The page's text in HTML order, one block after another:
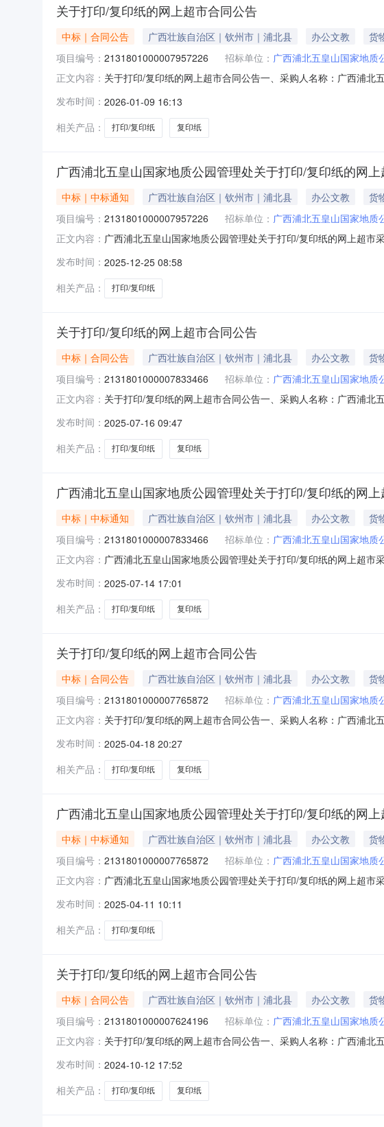
关于打印/复印纸的网上超市合同公告
中标｜合同公告 广西壮族自治区｜钦州市｜浦北县 办公文教 货
项目编号： 2131801000007957226 招标单位： 广西浦北五皇山国家地质
正文内容： 关于打印/复印纸的网上超市合同公告一、采购人名称：广西浦
天章A470克打印/复印纸天章/TANGOA470克件2.00200400服务
发布时间： 2026-01-09 16:13
相关产品：
打印/复印纸 复印纸
广西浦北五皇山国家地质公园管理处关于打印/复印纸的网
中标｜中标通知 广西壮族自治区｜钦州市｜浦北县 办公文教 货
项目编号： 2131801000007957226 招标单位： 广西浦北五皇山国家地质
正文内容： 广西浦北五皇山国家地质公园管理处关于打印/复印纸的网上超
目编号:2131801000007957226项目联系人:陈洁项目联系电话:/
发布时间： 2025-12-25 08:58
相关产品：
打印/复印纸
关于打印/复印纸的网上超市合同公告
中标｜合同公告 广西壮族自治区｜钦州市｜浦北县 办公文教 货
项目编号： 2131801000007833466 招标单位： 广西浦北五皇山国家地质
正文内容： 关于打印/复印纸的网上超市合同公告一、采购人名称：广西浦
鸣共好70G/A4晨鸣共好70G/A4复印纸晨鸣共好/
发布时间： 2025-07-16 09:47
相关产品：
打印/复印纸 复印纸
广西浦北五皇山国家地质公园管理处关于打印/复印纸的网
中标｜中标通知 广西壮族自治区｜钦州市｜浦北县 办公文教 货
项目编号： 2131801000007833466 招标单位： 广西浦北五皇山国家地质
正文内容： 广西浦北五皇山国家地质公园管理处关于打印/复印纸的网上超
目编号:2131801000007833466项目联系人:陈洁项目联系电话:/
发布时间： 2025-07-14 17:01
相关产品：
打印/复印纸 复印纸
关于打印/复印纸的网上超市合同公告
中标｜合同公告 广西壮族自治区｜钦州市｜浦北县 办公文教 货
项目编号： 2131801000007765872 招标单位： 广西浦北五皇山国家地质
正文内容： 关于打印/复印纸的网上超市合同公告一、采购人名称：广西浦
章A470克打印/复印纸天章/TANGOA470克件2.00200400服务要
发布时间： 2025-04-18 20:27
相关产品：
打印/复印纸 复印纸
广西浦北五皇山国家地质公园管理处关于打印/复印纸的网
中标｜中标通知 广西壮族自治区｜钦州市｜浦北县 办公文教 货
项目编号： 2131801000007765872 招标单位： 广西浦北五皇山国家地质
正文内容： 广西浦北五皇山国家地质公园管理处关于打印/复印纸的网上超
目编号:2131801000007765872项目联系人:陈洁项目联系电话:/
发布时间： 2025-04-11 10:11
相关产品：
打印/复印纸
关于打印/复印纸的网上超市合同公告
中标｜合同公告 广西壮族自治区｜钦州市｜浦北县 办公文教 货
项目编号： 2131801000007624196 招标单位： 广西浦北五皇山国家地质
正文内容： 关于打印/复印纸的网上超市合同公告一、采购人名称：广西浦
天章A470克打印/复印纸天章/TANGOA470克件1.00200200服务
发布时间： 2024-10-12 17:52
相关产品：
打印/复印纸 复印纸